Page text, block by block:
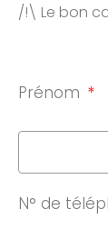
/!\ Le bon
Prénom
N° de